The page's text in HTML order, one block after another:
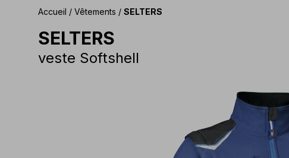
Accueil / Vêtements / SELTERS
SELTERS
veste Softshell